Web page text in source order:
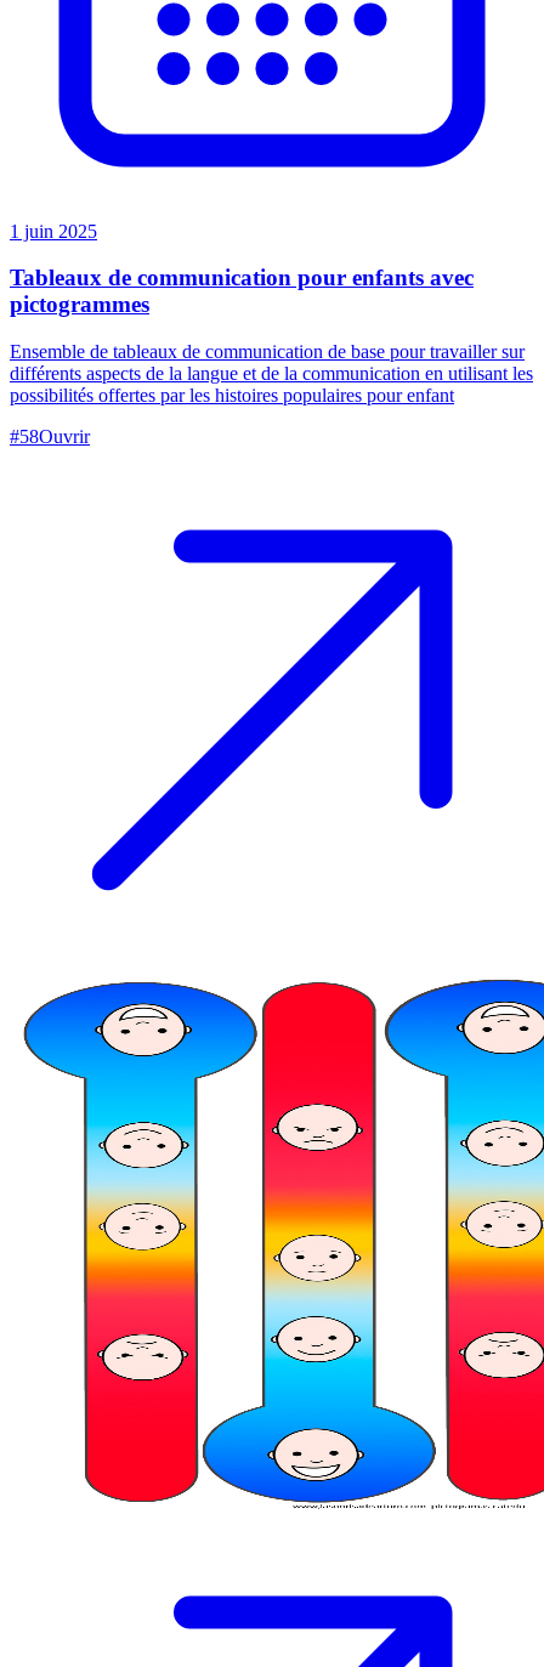
1 juin 2025
Tableaux de communication pour enfants avec
pictogrammes
Ensemble de tableaux de communication de base pour travailler sur
différents aspects de la langue et de la communication en utilisant les
possibilités offertes par les histoires populaires pour enfant
#58Ouvrir